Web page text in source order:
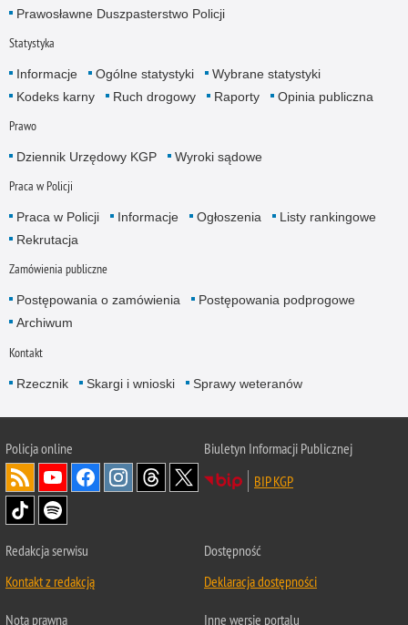
Prawosławne Duszpasterstwo Policji
Statystyka
Informacje Ogólne statystyki
Wybrane statystyki
Kodeks karny
Ruch drogowy Raporty Opinia publiczna
Prawo
Dziennik Urzędowy KGP Wyroki sądowe
Praca w Policji
Praca w Policji Informacje Ogłoszenia
Listy rankingowe
Rekrutacja
Zamówienia publiczne
Postępowania o zamówienia
Postępowania podprogowe
Archiwum
Kontakt
Rzecznik Skargi i wnioski Sprawy weteranów
Policjaonline
Biuletyn Informacji Publicznej
BIP KGP
Redakcja serwisu
Kontakt z redakcją
Dostępność
Deklaracja dostępności
Nota prawna Inne wersje portalu